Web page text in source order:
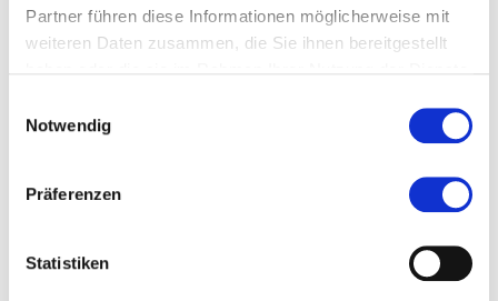
Partner führen diese Informationen möglicherweise mit
weiteren Daten zusammen, die Sie ihnen bereitgestellt
Notwendig
Präferenzen
Statistiken
Mit derselben Technologie lässt sich durch das
Programm "Debuild" über blosse Sprachbefehle eine
(Tingiris & Kinsella, 2021). In einer jüngst publizierten
Sprachverarbeitung herauszufinden, ob jemand
Gefahr läuft, ein Burnout zu entwickeln (Merhbene et